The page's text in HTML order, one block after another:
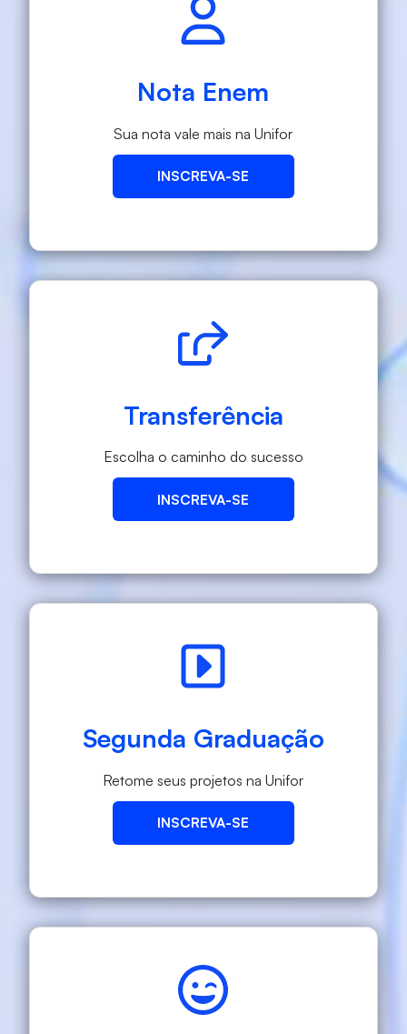
Nota Enem
Sua nota vale mais na Unifor
INSCREVA-SE
Transferência
Escolha o caminho do sucesso
INSCREVA-SE
Segunda Graduação
Retome seus projetos na Unifor
INSCREVA-SE